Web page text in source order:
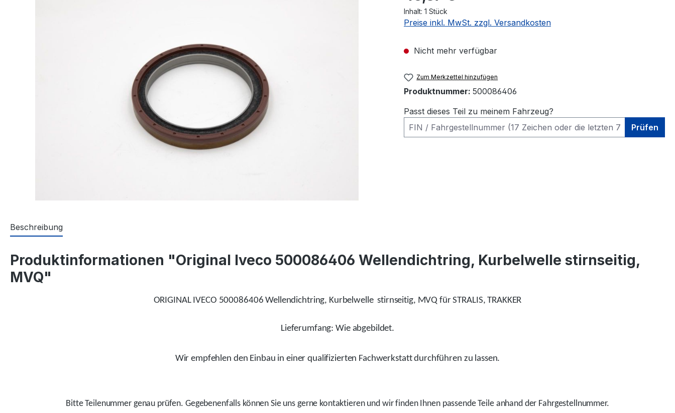
Inhalt: 1 Stück
Preise inkl. MwSt. zzgl. Versandkosten
Nicht mehr verfügbar
Zum Merkzettel hinzufügen
Produktnummer: 500086406
Passt dieses Teil zu meinem Fahrzeug?
Prüfen
Beschreibung
Produktinformationen "Original Iveco 500086406 Wellendichtring, Kurbelwelle stirnseitig,
MVQ"
ORIGINAL IVECO 500086406 Wellendichtring, Kurbelwelle stirnseitig, MVQ für STRALIS, TRAKKER
Lieferumfang: Wie abgebildet.
Wir empfehlen den Einbau in einer qualifizierten Fachwerkstatt durchführen zu lassen.
Bitte Teilenummer genau prüfen. Gegebenenfalls können Sie uns gerne kontaktieren und wirfindenIhnen passende Teile anhand der Fahrgestellnummer.